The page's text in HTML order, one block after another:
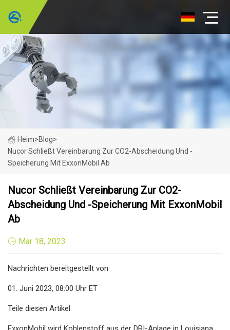
Heim>Blog>
Nucor Schließt Vereinbarung Zur CO2-Abscheidung Und -
Speicherung Mit ExxonMobil Ab
Nucor Schließt Vereinbarung Zur CO2-
Abscheidung Und -Speicherung Mit ExxonMobil
Ab
Mar 18, 2023
Nachrichten bereitgestellt von
01. Juni 2023, 08:00 Uhr ET
Teile diesen Artikel